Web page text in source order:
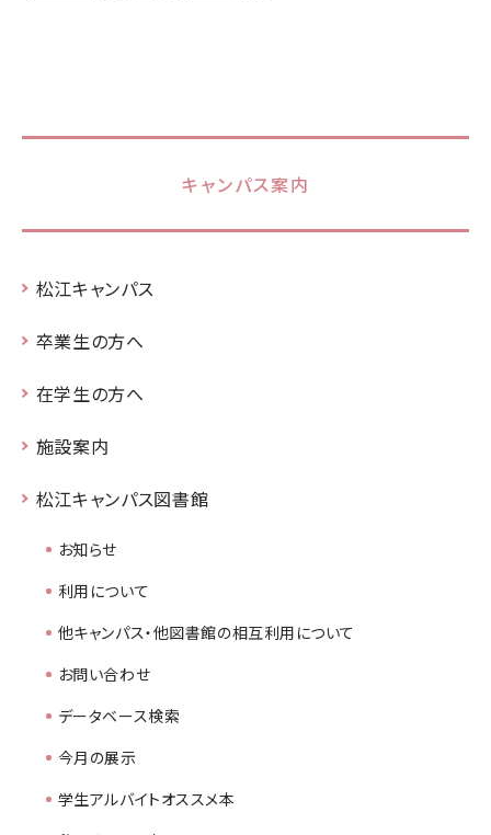
キャンパス案内
松江キャンパス
卒業生の方へ
在学生の方へ
施設案内
松江キャンパス図書館
お知らせ
利用について
他キャンパス・他図書館の相互利用について
お問い合わせ
データベース検索
今月の展示
学生アルバイトオススメ本